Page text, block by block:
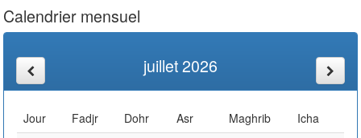
Calendrier mensuel
juillet 2026
Jour Fadjr Dohr Asr Maghrib
Icha